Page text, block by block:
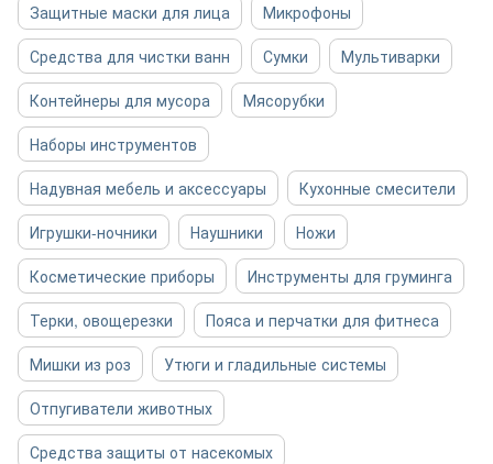
Защитные маски для лица
Микрофоны
Средства для чистки ванн
Сумки
Мультиварки
Контейнеры для мусора
Мясорубки
Наборы инструментов
Надувная мебель и аксессуары
Кухонные смесители
Игрушки-ночники
Наушники
Ножи
Косметические приборы
Инструменты для груминга
Терки, овощерезки
Пояса и перчатки для фитнеса
Мишки из роз
Утюги и гладильные системы
Отпугиватели животных
Средства защиты от насекомых